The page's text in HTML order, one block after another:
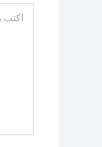
هنا...